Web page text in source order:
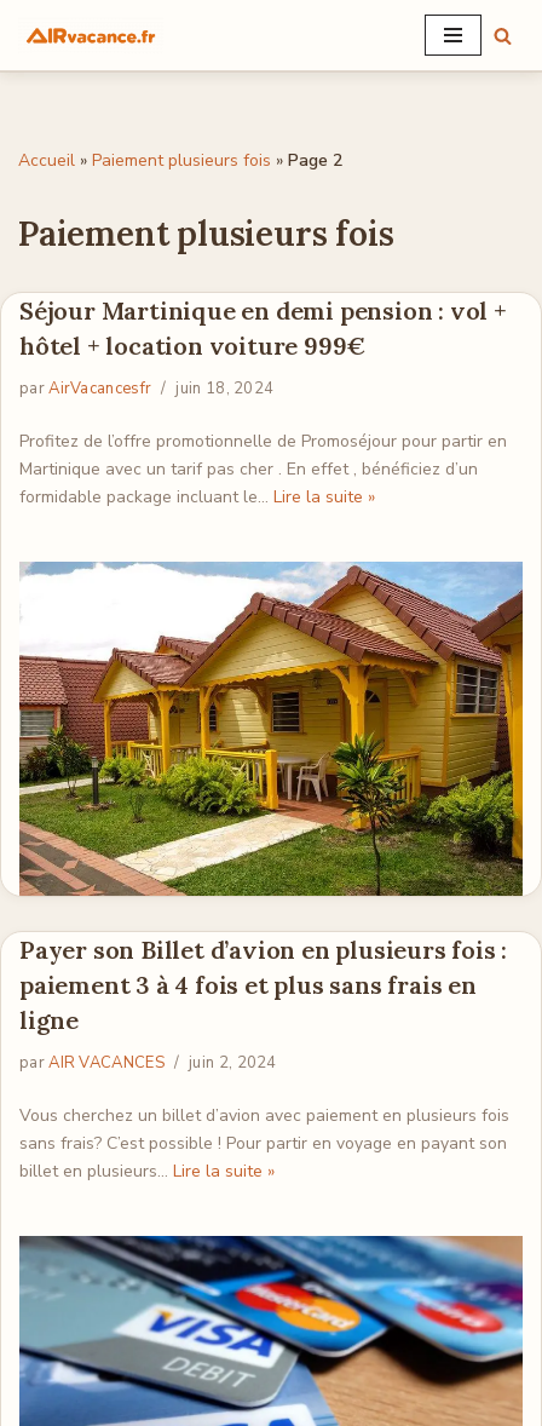
Aller
Accueil » Paiement plusieurs fois » Page 2
Paiement plusieurs fois
Séjour Martinique en demi pension : vol +
hôtel + location voiture 999€
parAirVacancesfr juin 18, 2024
Profitez de l’offre promotionnelle de Promoséjour pour partir en
Martinique avec un tarif pas cher . En effet , bénéficiez d’un
formidable package incluant le… Lire la suite »
Payer son Billet d’avion en plusieurs fois :
paiement 3 à 4 fois et plus sans frais en
ligne
parAIR VACANCES juin 2, 2024
Vous cherchez un billet d’avion avec paiement en plusieurs fois
sans frais? C’est possible ! Pour partir en voyage en payant son
billet en plusieurs… Lire la suite »